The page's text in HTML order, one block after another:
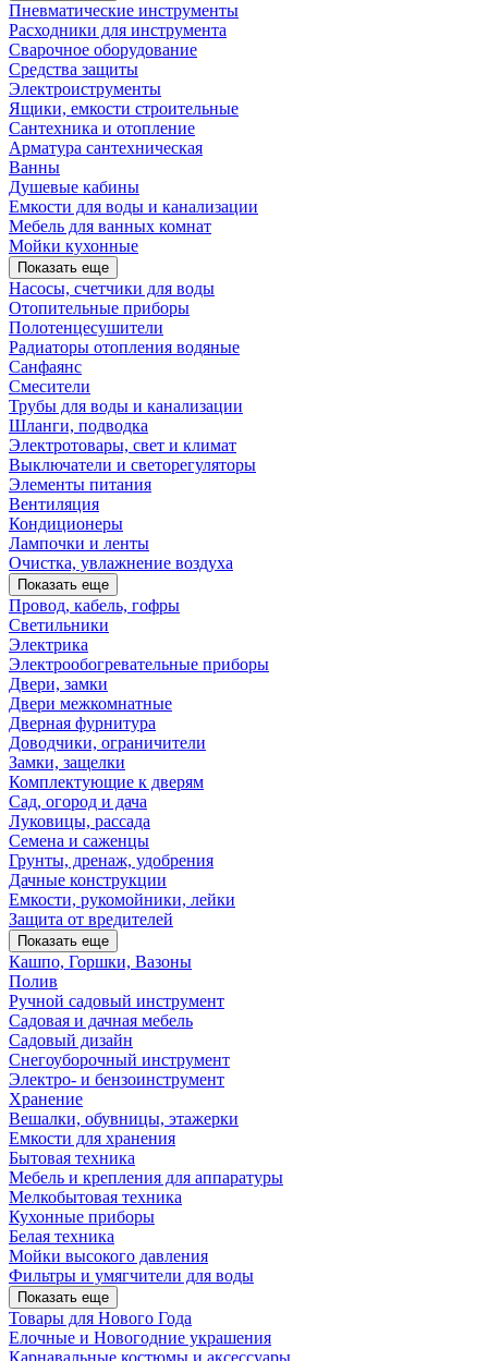
Пневматические инструменты
Расходники для инструмента
Сварочное оборудование
Средства защиты
Электроиструменты
Ящики, емкости строительные
Сантехника и отопление
Арматура сантехническая
Ванны
Душевые кабины
Емкости для воды и канализации
Мебель для ванных комнат
Мойки кухонные
Показать еще
Насосы, счетчики для воды
Отопительные приборы
Полотенцесушители
Радиаторы отопления водяные
Санфаянс
Смесители
Трубы для воды и канализации
Шланги, подводка
Электротовары, свет и климат
Выключатели и светорегуляторы
Элементы питания
Вентиляция
Кондиционеры
Лампочки и ленты
Очистка, увлажнение воздуха
Показать еще
Провод, кабель, гофры
Светильники
Электрика
Электрообогревательные приборы
Двери, замки
Двери межкомнатные
Дверная фурнитура
Доводчики, ограничители
Замки, защелки
Комплектующие к дверям
Сад, огород и дача
Луковицы, рассада
Семена и саженцы
Грунты, дренаж, удобрения
Дачные конструкции
Емкости, рукомойники, лейки
Защита от вредителей
Показать еще
Кашпо, Горшки, Вазоны
Полив
Ручной садовый инструмент
Садовая и дачная мебель
Садовый дизайн
Снегоуборочный инструмент
Электро- и бензоинструмент
Хранение
Вешалки, обувницы, этажерки
Емкости для хранения
Бытовая техника
Мебель и крепления для аппаратуры
Мелкобытовая техника
Кухонные приборы
Белая техника
Мойки высокого давления
Фильтры и умягчители для воды
Показать еще
Товары для Нового Года
Елочные и Новогодние украшения
Карнавальные костюмы и аксессуары